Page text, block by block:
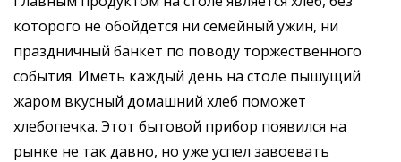
которого не обойдётся ни семейный ужин, ни
праздничный банкет по поводу торжественного
события. Иметь каждый день на столе пышущий
жаром вкусный домашний хлеб поможет
хлебопечка. Этот бытовой прибор появился на
рынке не так давно, но уже успел завоевать